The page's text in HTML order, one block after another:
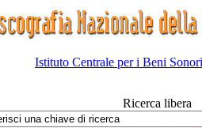
Istituto Centrale per i Beni
Ricerca libera